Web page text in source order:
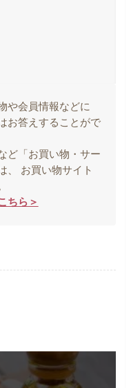
や会員情報などに
お答えすることがで
ど「お買い物・サー
、 お買い物サイト
ちら＞